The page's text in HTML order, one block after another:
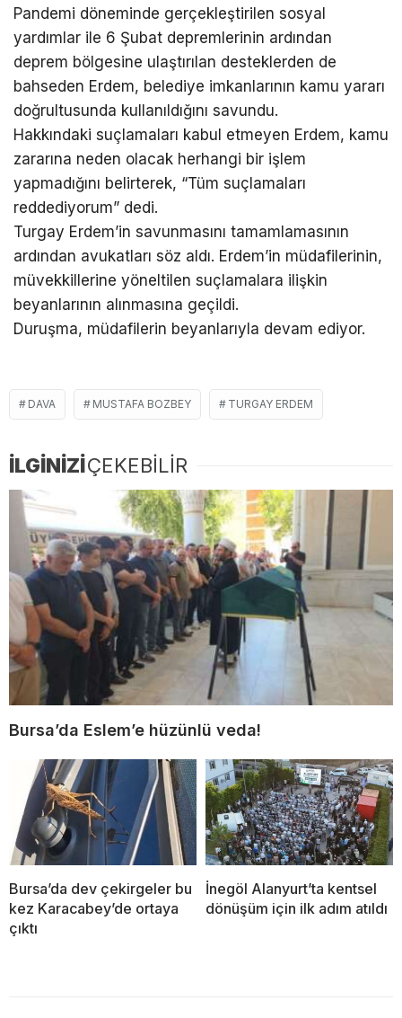
Pandemi döneminde gerçekleştirilen sosyal
yardımlar ile 6 Şubat depremlerinin ardından
deprem bölgesine ulaştırılan desteklerden de
bahseden Erdem, belediye imkanlarının kamu yararı
doğrultusunda kullanıldığını savundu.
Hakkındaki suçlamaları kabul etmeyen Erdem, kamu
zararına neden olacak herhangi bir işlem
yapmadığını belirterek, “Tüm suçlamaları
reddediyorum” dedi.
Turgay Erdem’in savunmasını tamamlamasının
ardından avukatları söz aldı. Erdem’in müdafilerinin,
müvekkillerine yöneltilen suçlamalara ilişkin
beyanlarının alınmasına geçildi.
Duruşma, müdafilerin beyanlarıyla devam ediyor.
DAVA MUSTAFA BOZBEY TURGAY ERDEM
İLGİNİZİÇEKEBİLİR
Bursa’da Eslem’e hüzünlü veda!
Bursa’da dev çekirgeler bu
kez Karacabey’de ortaya
çıktı
İnegöl Alanyurt’ta kentsel
dönüşüm için ilk adım atıldı